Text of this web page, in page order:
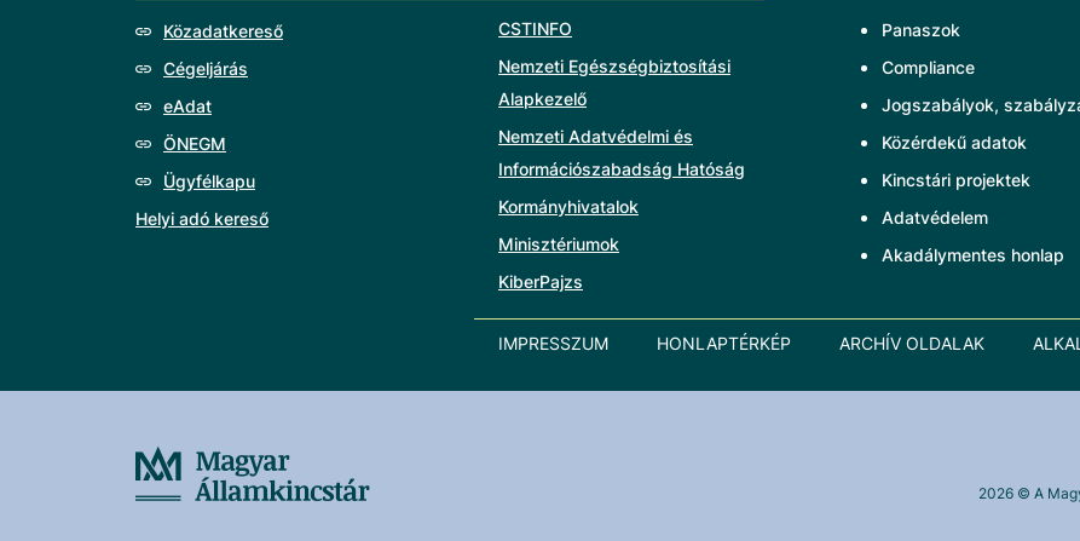
Közadatkereső
Cégeljárás
eAdat
ÖNEGM
Ügyfélkapu
Helyi adó kereső
CSTINFO
Nemzeti Egészségbiztosítási
Alapkezelő
Nemzeti Adatvédelmi és
Információszabadság Hatóság
Kormányhivatalok
Minisztériumok
KiberPajzs
Panaszok
Compliance
Jogszabályok,
Közérdekű adatok
Kincstári projektek
Adatvédelem
Akadálymentes honlap
IMPRESSZUM HONLAPTÉRKÉP ARCHÍV OLDALAK
2026 © A